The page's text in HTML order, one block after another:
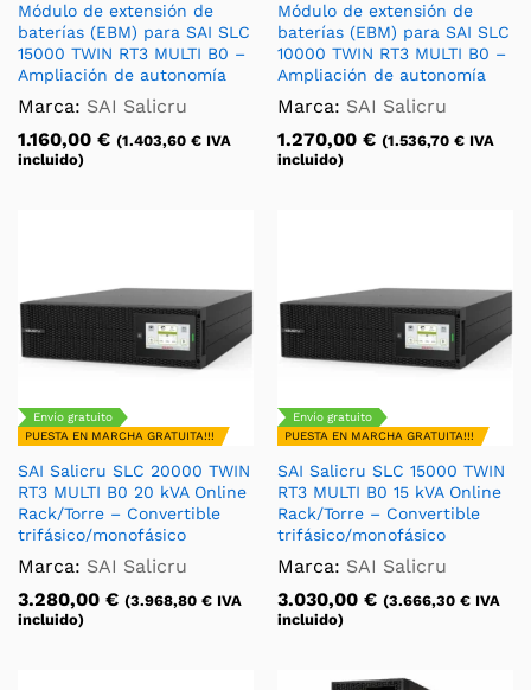
Módulo de extensión de
baterías (EBM) para SAI SLC
15000 TWIN RT3 MULTI B0 –
Ampliación de autonomía
Marca: SAI Salicru
1.160,00 € (1.403,60 € IVA
incluido)
Módulo de extensión de
baterías (EBM) para SAI SLC
10000 TWIN RT3 MULTI B0 –
Ampliación de autonomía
Marca: SAI Salicru
1.270,00 € (1.536,70 € IVA
incluido)
Envío gratuito
PUESTA EN MARCHA GRATUITA!!!
SAI Salicru SLC 20000 TWIN
RT3 MULTI B0 20 kVA Online
Rack/Torre – Convertible
trifásico/monofásico
Marca: SAI Salicru
3.280,00 € (3.968,80 € IVA
incluido)
Envío gratuito
PUESTA EN MARCHA GRATUITA!!!
SAI Salicru SLC 15000 TWIN
RT3 MULTI B0 15 kVA Online
Rack/Torre – Convertible
trifásico/monofásico
Marca: SAI Salicru
3.030,00 € (3.666,30 € IVA
incluido)